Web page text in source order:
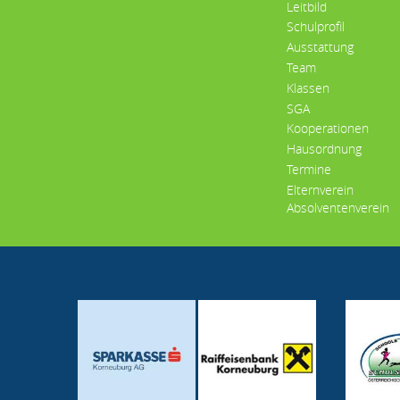
Leitbild
Schulprofil
Ausstattung
Team
Klassen
SGA
Kooperationen
Hausordnung
Termine
Elternverein
Absolventenverein